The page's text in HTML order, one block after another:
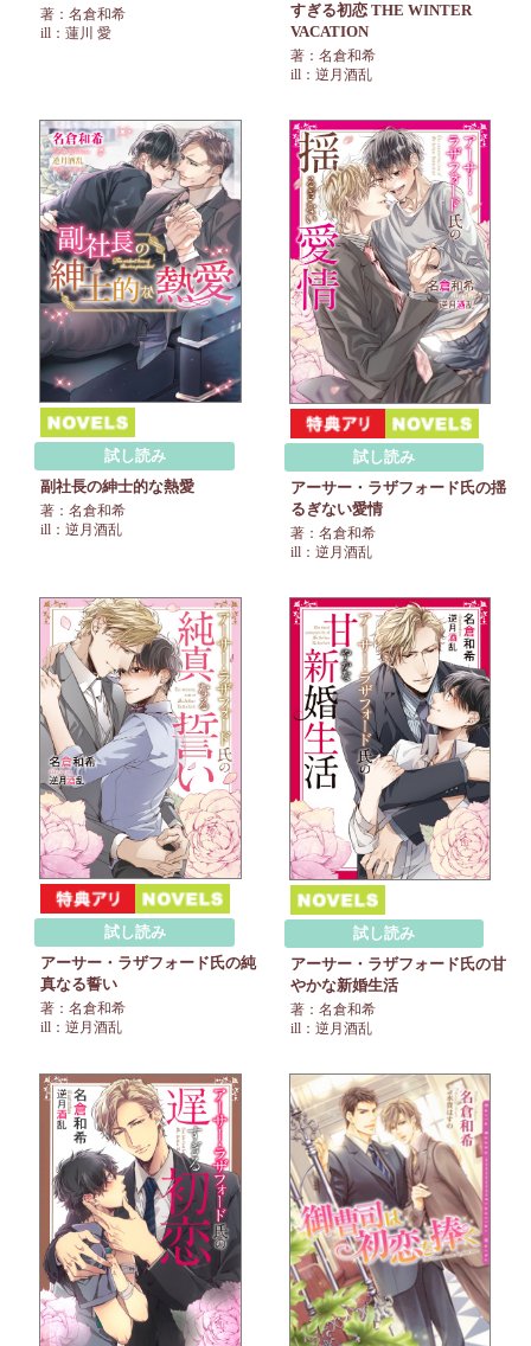
著：名倉和希
ill：蓮川 愛
すぎる初恋 THE WINTER
VACATION
著：名倉和希
ill：逆月酒乱
試し読み
副社長の紳士的な熱愛
著：名倉和希
ill：逆月酒乱
試し読み
アーサー・ラザフォード氏の揺
るぎない愛情
著：名倉和希
ill：逆月酒乱
試し読み
アーサー・ラザフォード氏の純
真なる誓い
著：名倉和希
ill：逆月酒乱
試し読み
アーサー・ラザフォード氏の甘
やかな新婚生活
著：名倉和希
ill：逆月酒乱